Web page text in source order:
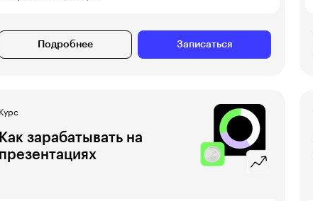
Подробнее Записаться
Курс
Как зарабатывать на
презентациях